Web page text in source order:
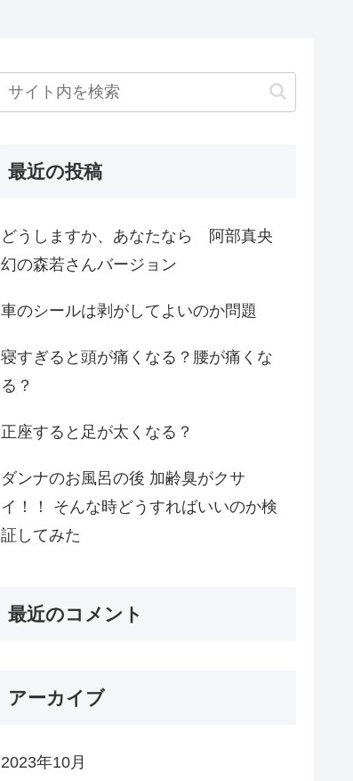
最近の投稿
どうしますか、あなたなら 阿部真央
幻の森若さんバージョン
車のシールは剥がしてよいのか問題
寝すぎると頭が痛くなる？腰が痛くな
る？
正座すると足が太くなる？
ダンナのお風呂の後 加齢臭がクサ
イ！！ そんな時どうすればいいのか検
証してみた
最近のコメント
アーカイブ
2023年10月